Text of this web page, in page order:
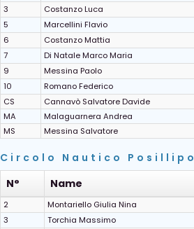
3
Costanzo Luca
5
Marcellini Flavio
6
Costanzo Mattia
7
Di Natale Marco Maria
9
Messina Paolo
10
Romano Federico
CS
Cannavò Salvatore Davide
MA
Malaguarnera Andrea
MS
Messina Salvatore
Circolo Nautico Posillipo
N°
Name
2
Montariello Giulia Nina
3
Torchia Massimo